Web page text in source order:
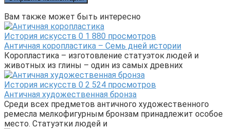
Вам также может быть интересно
История искусств 0 1 880 просмотров
Античная коропластика – Семь дней истории
Коропластика – изготовление статуэток людей и
животных из глины – один из самых древних
История искусств 0 2 524 просмотров
Античная художественная бронза
Среди всех предметов античного художественного
ремесла мелкофигурным бронзам принадлежит особое
место. Статуэтки людей и